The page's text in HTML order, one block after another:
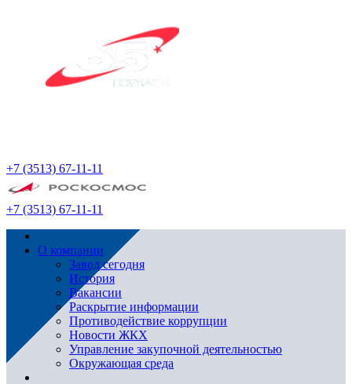
+7 (3513) 67-11-11
+7 (3513) 67-11-11
О компании
Завод сегодня
История
Вакансии
Раскрытие информации
Противодействие коррупции
Новости ЖКХ
Управление закупочной деятельностью
Окружающая среда